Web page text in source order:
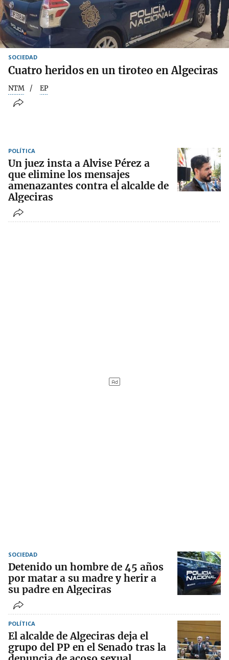
SOCIEDAD
Cuatro heridos en un tiroteo en Algeciras
NTM EP
POLÍTICA
Un juez insta a Alvise Pérez a
que elimine los mensajes
amenazantes contra el alcalde de
Algeciras
SOCIEDAD
Detenido un hombre de 45 años
por matar a su madre y herir a
su padre en Algeciras
POLÍTICA
El alcalde de Algeciras deja el
grupo del PP en el Senado tras la